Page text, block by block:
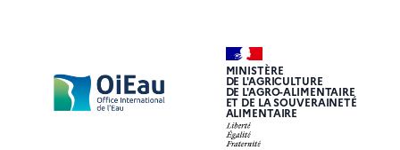
MINISTÈRE
DE L'AGRICULTURE
DE L'AGRO-ALIMENTAIRE
ET DE LA SOUVERAINETÉ
ALIMENTAIRE